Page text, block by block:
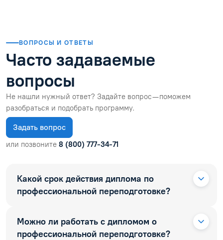
ВОПРОСЫ И ОТВЕТЫ
Часто задаваемые
вопросы
Не нашли нужный ответ? Задайте вопрос — поможем
разобраться и подобрать программу.
Задать вопрос
или позвоните 8 (800) 777-34-71
Какой срок действия диплома по
профессиональной переподготовке?
Можно ли работать с дипломом о
профессиональной переподготовке?